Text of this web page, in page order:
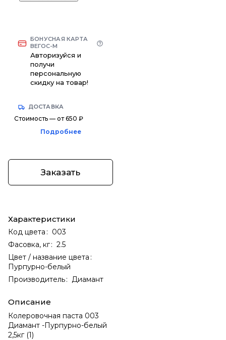
БОНУСНАЯ КАРТА
ВЕГОС-М
Авторизуйся и
получи
персональную
скидку на товар!
ДОСТАВКА
Стоимость — от 650 ₽
Подробнее
Заказать
Характеристики
Код цвета : 003
Фасовка, кг: 2.5
Цвет / название цвета :
Пурпурно-белый
Производитель: Диамант
Описание
Колеровочная паста 003
Диамант -Пурпурно-белый
2,5кг (1)